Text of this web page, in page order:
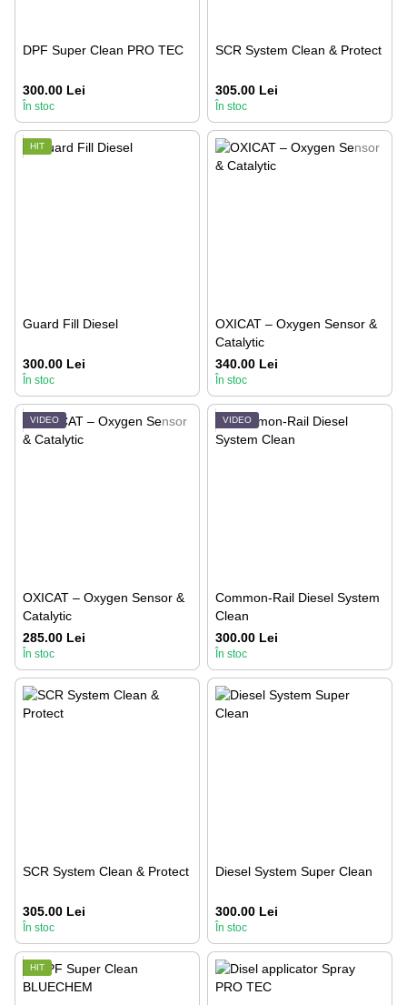
DPF Super Clean PRO TEC
300.00 Lei
În stoc
SCR System Clean & Protect
305.00 Lei
În stoc
HIT
Guard Fill Diesel
300.00 Lei
În stoc
OXICAT – Oxygen Sensor &
Catalytic
340.00 Lei
În stoc
VIDEO
OXICAT – Oxygen Sensor &
Catalytic
285.00 Lei
În stoc
VIDEO
Common-Rail Diesel System
Clean
300.00 Lei
În stoc
SCR System Clean & Protect
305.00 Lei
În stoc
Diesel System Super Clean
300.00 Lei
În stoc
HIT